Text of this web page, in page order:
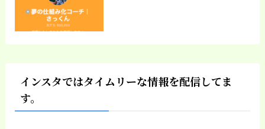
インスタではタイムリーな情報を配信してま
す。